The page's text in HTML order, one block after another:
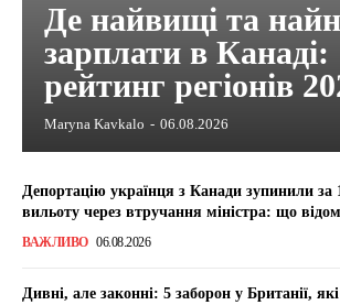
Де найвищі та
зарплати в Канаді:
рейтинг регіонів
Maryna Kavkalo - 06.08.2026
Депортацію українця з Канади зупинили за
вильоту через втручання міністра: що
ВАЖЛИВО 06.08.2026
Дивні, але законні: 5 заборон у Британії,